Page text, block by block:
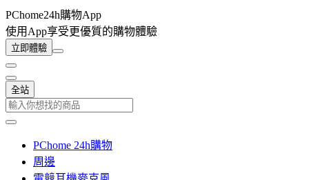
PChome24h購物App
使用App享受更優質的購物體驗
立即體驗
全站
PChome 24h購物
周邊